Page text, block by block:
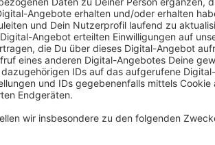
Rhein Fire ist sehr gut in die Saison der
zwei Auswärtsspielen zwei Siege feiern.
Vorverkauf gingen bereits über 6.000
Anzeige